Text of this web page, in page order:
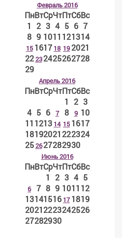
Февраль 2016
ПнВтСрЧтПтСбВс
1
2 3 4 5 6 7
8 9 1011 121314
15 1617 18 192021
22232425262728
29
Апрель 2016
ПнВтСрЧтПтСбВс
1
2 3
4 5 6 7 8 9 10
11 1213 14 15 1617
18192021222324
252627282930
Июнь 2016
ПнВтСрЧтПтСбВс
1
2 3 4 5
6 7 8 9 1011 12
13141516 17 1819
20212223242526
27282930